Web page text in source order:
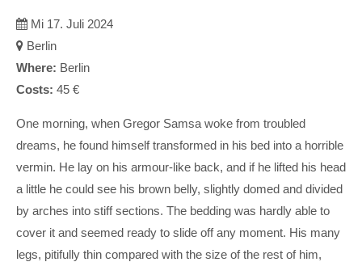
Mi 17. Juli 2024
Berlin
Where: Berlin
Costs: 45 €
One morning, when Gregor Samsa woke from troubled
dreams, he found himself transformed in his bed into a horrible
vermin. He lay on his armour-like back, and if he lifted his head
a little he could see his brown belly, slightly domed and divided
by arches into stiff sections. The bedding was hardly able to
cover it and seemed ready to slide off any moment. His many
legs, pitifully thin compared with the size of the rest of him,